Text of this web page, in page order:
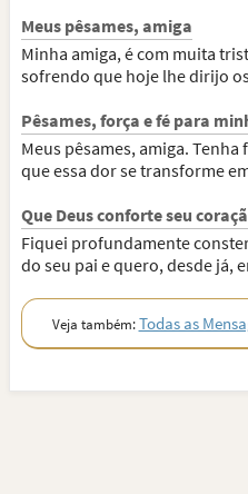
Meus pêsames, amiga
Minha amiga, é com muita
sofrendo que hoje lhe dirijo
Pêsames, força e fé para
Meus pêsames, amiga.
que essa dor se transforme
Que Deus conforte seu
Fiquei profundamente
do seu pai e quero, desde já,
Veja também:Todas as